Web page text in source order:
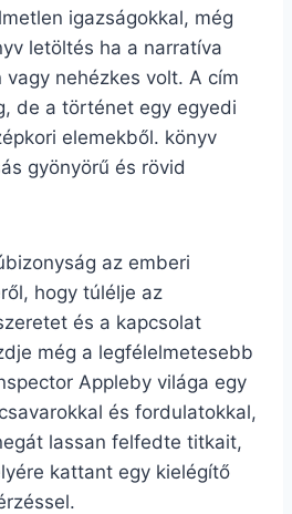
igazságokkal, még
letöltés ha a narratíva
vagy nehézkes volt. A cím
de a történet egy egyedi
elemekből. könyv
gyönyörű és rövid
az emberi
hogy túlélje az
és a kapcsolat
még a legfélelmetesebb
Appleby világa egy
és fordulatokkal,
lassan felfedte titkait,
kattant egy kielégítő